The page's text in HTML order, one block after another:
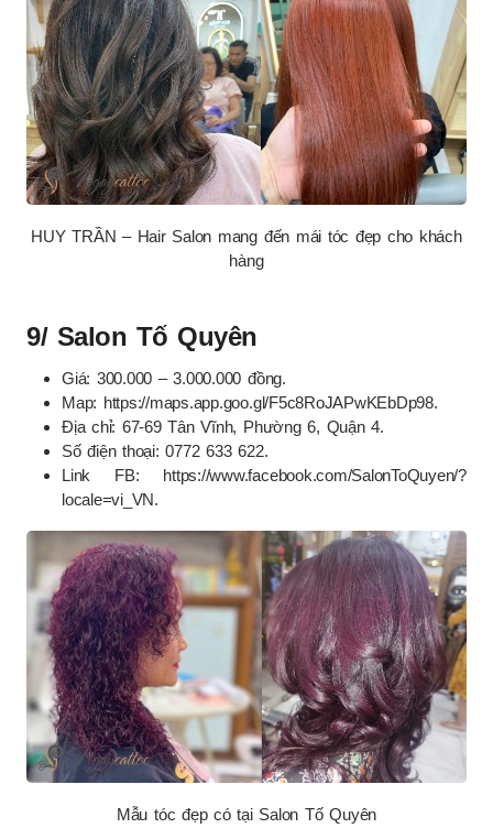
HUY TRẦN – Hair Salon mang đến mái tóc đẹp cho khách
hàng
9/ Salon Tố Quyên
Giá: 300.000 – 3.000.000 đồng.
Map: https://maps.app.goo.gl/F5c8RoJAPwKEbDp98.
Địa chỉ: 67-69 Tân Vĩnh, Phường 6, Quận 4.
Số điện thoại: 0772 633 622.
Link FB: https://www.facebook.com/SalonToQuyen/?
locale=vi_VN.
Mẫu tóc đẹp có tại Salon Tố Quyên